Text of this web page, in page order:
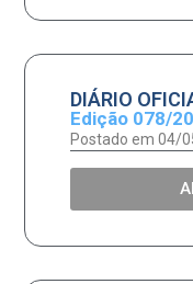
DIÁRIO
Edição 078/
Postado em 04/